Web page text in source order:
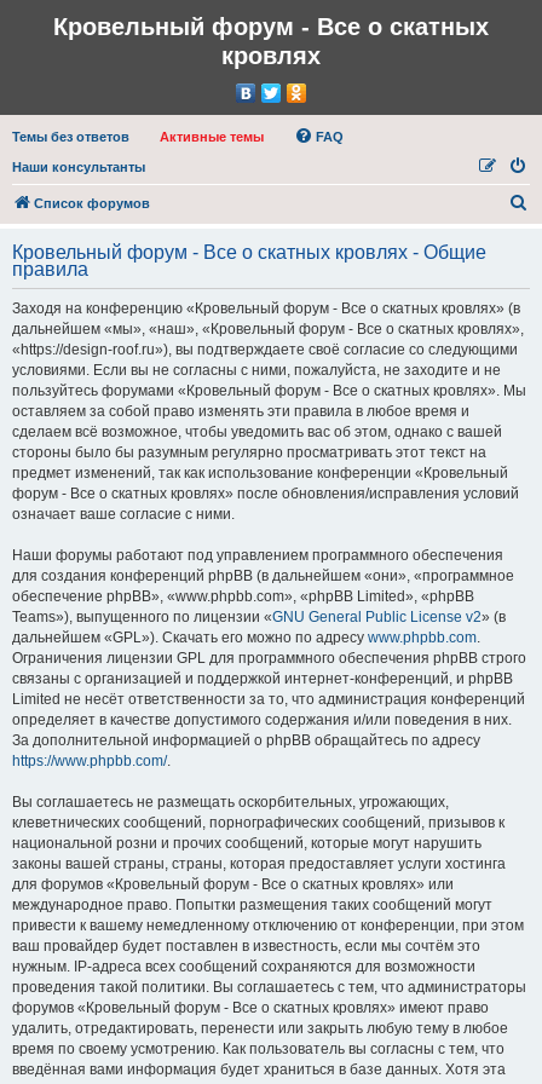
Кровельный форум - Все о скатных
кровлях
Темы без ответов Активные темы FAQ
Наши консультанты
Список форумов
с
Кровельный форум - Все о скатных кровлях - Общие
правила
Заходя на конференцию «Кровельный форум - Все о скатных кровлях» (в
дальнейшем «мы», «наш», «Кровельный форум - Все о скатных кровлях»,
«https://design-roof.ru»), вы подтверждаете своё согласие со следующими
условиями. Если вы не согласны с ними, пожалуйста, не заходите и не
пользуйтесь форумами «Кровельный форум - Все о скатных кровлях». Мы
оставляем за собой право изменять эти правила в любое время и
сделаем всё возможное, чтобы уведомить вас об этом, однако с вашей
стороны было бы разумным регулярно просматривать этот текст на
предмет изменений, так как использование конференции «Кровельный
форум - Все о скатных кровлях» после обновления/исправления условий
означает ваше согласие с ними.
Наши форумы работают под управлением программного обеспечения
для создания конференций phpBB (в дальнейшем «они», «программное
обеспечение phpBB», «www.phpbb.com», «phpBB Limited», «phpBB
Teams»), выпущенного по лицензии «GNU General Public License v2» (в
дальнейшем «GPL»). Скачать его можно по адресу www.phpbb.com.
Ограничения лицензии GPL для программного обеспечения phpBB строго
связаны с организацией и поддержкой интернет-конференций, и phpBB
Limited не несёт ответственности за то, что администрация конференций
определяет в качестве допустимого содержания и/или поведения в них.
За дополнительной информацией о phpBB обращайтесь по адресу
https://www.phpbb.com/.
Вы соглашаетесь не размещать оскорбительных, угрожающих,
клеветнических сообщений, порнографических сообщений, призывов к
национальной розни и прочих сообщений, которые могут нарушить
законы вашей страны, страны, которая предоставляет услуги хостинга
для форумов «Кровельный форум - Все о скатных кровлях» или
международное право. Попытки размещения таких сообщений могут
привести к вашему немедленному отключению от конференции, при этом
ваш провайдер будет поставлен в известность, если мы сочтём это
нужным. IP-адреса всех сообщений сохраняются для возможности
проведения такой политики. Вы соглашаетесь с тем, что администраторы
форумов «Кровельный форум - Все о скатных кровлях» имеют право
удалить, отредактировать, перенести или закрыть любую тему в любое
время по своему усмотрению. Как пользователь вы согласны с тем, что
введённая вами информация будет храниться в базе данных. Хотя эта